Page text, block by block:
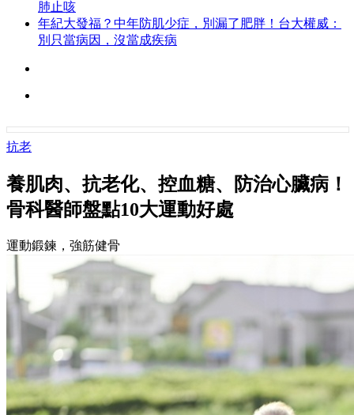
肺止咳
年紀大發福？中年防肌少症，別漏了肥胖！台大權威：
別只當病因，沒當成疾病
抗老
養肌肉、抗老化、控血糖、防治心臟病！
骨科醫師盤點10大運動好處
運動鍛鍊，強筋健骨